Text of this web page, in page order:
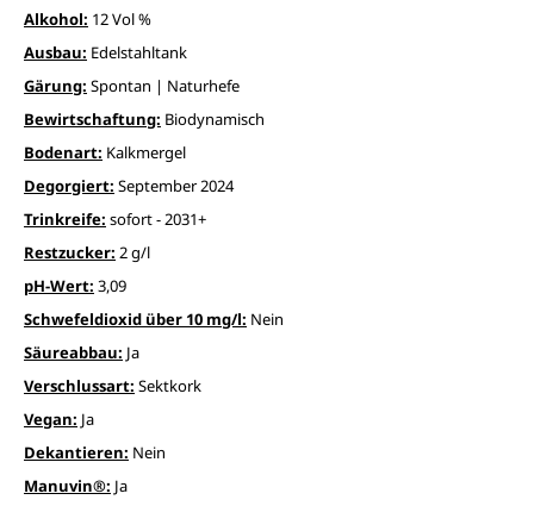
Alkohol: 12 Vol %
Ausbau: Edelstahltank
Gärung: Spontan | Naturhefe
Bewirtschaftung: Biodynamisch
Bodenart: Kalkmergel
Degorgiert: September 2024
Trinkreife: sofort - 2031+
Restzucker: 2 g/l
pH-Wert: 3,09
Schwefeldioxid über 10 mg/l: Nein
Säureabbau: Ja
Verschlussart: Sektkork
Vegan: Ja
Dekantieren: Nein
Manuvin®: Ja